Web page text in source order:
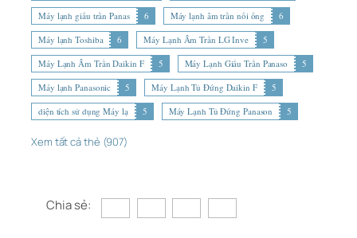
Máy lạnh giấu trần Panas
6 Máy lạnh âm trần nối ống
6
Máy lạnh Toshiba
6 Máy Lạnh Âm Trần LG Inve
5
Máy Lạnh Âm Trần Daikin F
5 Máy Lạnh Giấu Trần Panaso
5
Máy lạnh Panasonic
5 Máy Lạnh Tủ Đứng Daikin F
5
diện tích sử dụng Máy lạ
5 Máy Lạnh Tủ Đứng Panason 5
Xem tất cả thẻ (907)
Chia sẻ: